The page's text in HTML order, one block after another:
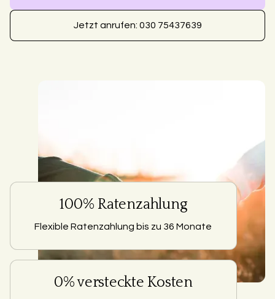
Jetzt anrufen: 030 75437639
100% Ratenzahlung
Flexible Ratenzahlung bis zu 36 Monate
0% versteckte Kosten